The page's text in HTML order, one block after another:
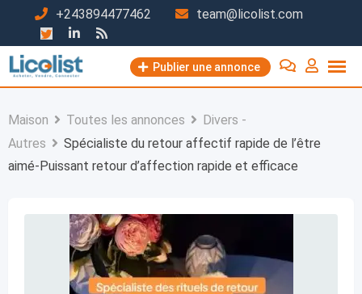
contenu
+243894477462 team@licolist.com
Publier une annonce
Maison Toutes les annonces
Divers -
Autres
Spécialiste du retour affectif rapide de l’être
aimé-Puissant retour d’affection rapide et efficace